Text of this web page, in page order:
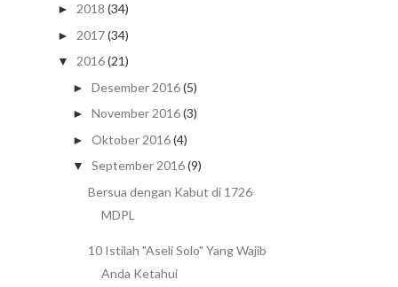
► 2018 (34)
► 2017(34)
▼ 2016(21)
► Desember 2016(5)
► November 2016(3)
► Oktober 2016(4)
▼ September 2016(9)
Bersua dengan Kabut di 1726
MDPL
10 Istilah "Aseli Solo" Yang Wajib
Anda Ketahui